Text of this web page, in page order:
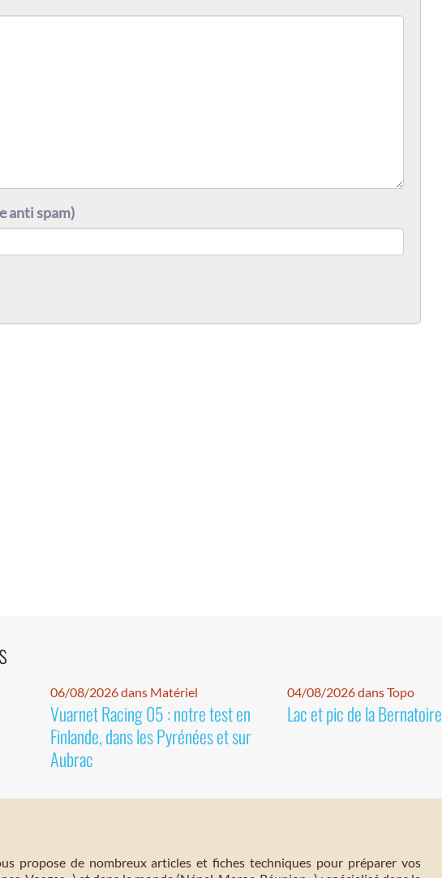
anti spam)
06/08/2026 dans Matériel
Vuarnet Racing 05 : notre test en
Finlande, dans les Pyrénées et sur
Aubrac
04/08/2026 dans Topo
Lac et pic de la Bernatoire
propose de nombreux articles et fiches techniques pour préparer vos